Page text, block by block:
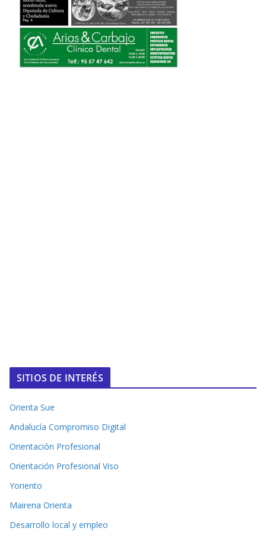
SITIOS DE INTERÉS
Orienta Sue
Andalucía Compromiso Digital
Orientación Profesional
Orientación Profesional Viso
Yoriento
Mairena Orienta
Desarrollo local y empleo